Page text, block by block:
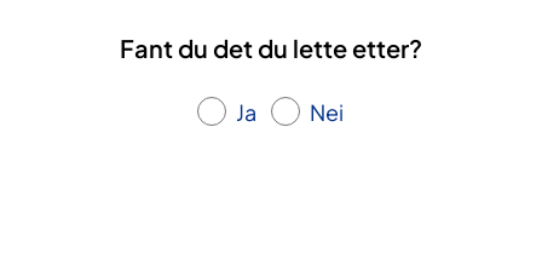
Fant du det du lette etter?
Ja Nei